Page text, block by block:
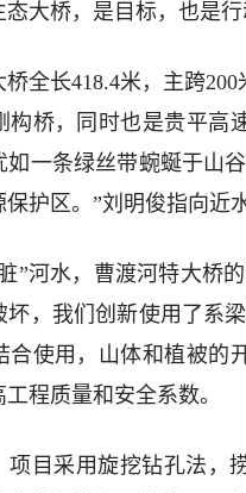
大桥，是目标，也是行
桥全长418.4米，主跨200
构桥，同时也是贵平高
如一条绿丝带蜿蜒于山
护区。”刘明俊指向近
”河水，曹渡河特大桥
坏，我们创新使用了系
合使用，山体和植被的
程质量和安全系数。
项目采用旋挖钻孔法，